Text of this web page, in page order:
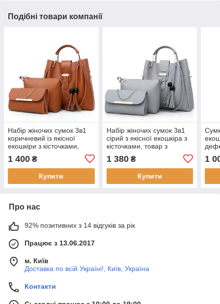
Подібні товари компанії
Набір жіночих сумок 3в1
коричневий із якісної
екошкіри з кісточками,
1 400 ₴
Купити
Набір жіночих сумок 3в1
сірий з якісної екошкіра з
кісточками, товар з
1 380₴
Купити
1
Про нас
92% позитивних з 14 відгуків за рік
Працює з 13.06.2017
м. Київ
Доставка по всій Україні!, Київ, Україна
Контакти